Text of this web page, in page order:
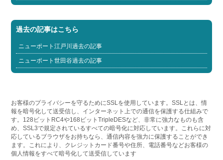
過去の記事はこちら
ニューポート江戸川過去の記事
ニューポート世田谷過去の記事
お客様のプライバシーを守るためにSSLを使用しています。SSLとは、情
報を暗号化して送受信し、インターネット上での通信を保護する仕組みで
す。128ビットRC4や168ビットTripleDESなど、非常に強力なものも含
め、SSL3で規定されているすべての暗号化に対応しています。これらに対
応しているブラウザをお持ちなら、通信内容を強力に保護することができ
ます。これにより、クレジットカード番号や住所、電話番号などお客様の
個人情報をすべて暗号化して送受信しています